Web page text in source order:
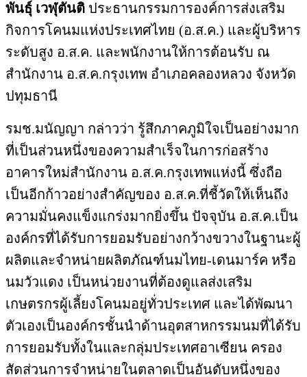
พันธุ์ เวฬุตันติ ประธานกรรมการองค์การส่งเสริม
กิจการโคนมแห่งประเทศไทย (อ.ส.ค.) และผู้บริหาร
ระดับสูง อ.ส.ค. และพนักงานให้การต้อนรับ ณ
สำนักงาน อ.ส.ค.กรุงเทพ อำเภอคลองหลวง จังหวัด
ปทุมธานี
รมช.มนัญญา กล่าวว่า รู้สึกภาคภูมิใจเป็นอย่างมาก
ที่เป็นส่วนหนึ่งของความสำเร็จในการก่อสร้าง
อาคารใหม่สำนักงาน อ.ส.ค.กรุงเทพแห่งนี้ ซึ่งถือ
เป็นอีกก้าวอย่างสำคัญของ อ.ส.ค.ที่ชี้วัดให้เห็นถึง
ความมั่นคงแข็งแกร่งมากยิ่งขึ้น ปัจจุบัน อ.ส.ค.เป็น
องค์กรที่ได้รับการยอมรับอย่างกว้างขวางในฐานะผู้
ผลิตและจำหน่ายผลิตภัณฑ์นมไทย-เดนมาร์ค หรือ
นมวัวแดง เป็นหน่วยงานที่ต้องดูแลส่งเสริม
เกษตรกรผู้เลี้ยงโคนมอยู่ทั่วประเทศ และได้พัฒนา
ตัวเองเป็นองค์กรชั้นนำด้านอุตสาหกรรมนมที่ได้รับ
การยอมรับทั้งในและกลุ่มประเทศอาเซียน ครอง
สัดส่วนการจำหน่ายในตลาดเป็นอันดับหนึ่งของ